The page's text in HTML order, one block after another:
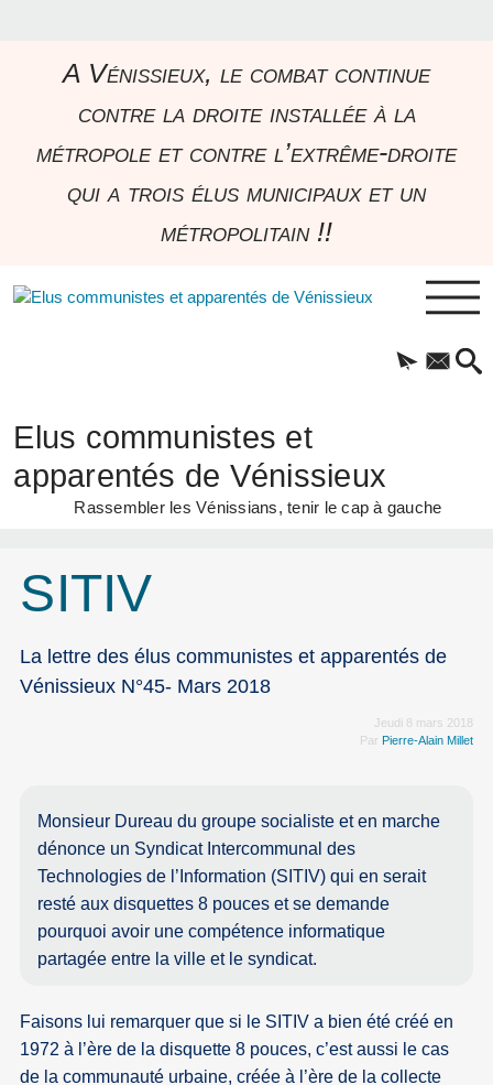
A Vénissieux, le combat continue
contre la droite installée à la
métropole et contre l’extrême-droite
qui a trois élus municipaux et un
métropolitain !!
Elus communistes et
apparentés de Vénissieux
Rassembler les Vénissians, tenir le cap à gauche
SITIV
La lettre des élus communistes et apparentés de
Vénissieux N°45- Mars 2018
Jeudi 8 mars 2018
Par Pierre-Alain Millet
Monsieur Dureau du groupe socialiste et en marche
dénonce un Syndicat Intercommunal des
Technologies de l’Information (SITIV) qui en serait
resté aux disquettes 8 pouces et se demande
pourquoi avoir une compétence informatique
partagée entre la ville et le syndicat.
Faisons lui remarquer que si le SITIV a bien été créé en
1972 à l’ère de la disquette 8 pouces, c’est aussi le cas
de la communauté urbaine, créée à l’ère de la collecte